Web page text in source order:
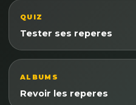
QUIZ
Tester ses reperes
ALBUMS
Revoir les reperes